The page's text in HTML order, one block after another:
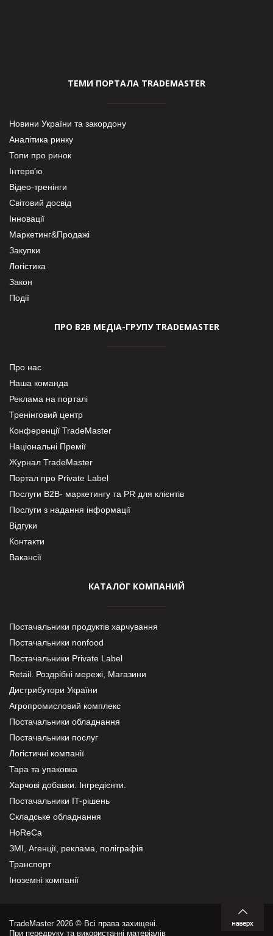
ТЕМИ ПОРТАЛА TRADEMASTER
Новини України та закордону
Аналітика ринку
Топи про ринок
Інтерв’ю
Відео-тренінги
Світовий досвід
Інновації
Маркетинг&Продажі
Закупки
Логістика
Закон
Події
ПРО В2В МЕДІА-ГРУПУ TRADEMASTER
Про нас
Наша команда
Реклама на порталі
Тренінговий центр
Конференції TradeMaster
Національні Премії
Журнал TradeMaster
Портал про Private Label
Послуги В2В- маркетингу та PR для клієнтів
Послуги з надання інформації
Відгуки
Контакти
Вакансії
КАТАЛОГ КОМПАНИЙ
Постачальники продуктів харчування
Постачальники nonfood
Постачальники Private Label
Retail. Роздрібні мережі, Магазини
Дистрибутори України
Агропромисловий комплекс
Постачальники обладнання
Постачальники послуг
Логістичні компанії
Тара та упаковка
Харчові добавки. Інгредієнти.
Постачальники IT-рішень
Складське обладнання
HoReCa
ЗМІ, Агенції, реклама, поліграфія
Транспорт
Іноземні компанії
TradeMaster 2026 © Всі права захищені.
При передруку та використанні матеріалів